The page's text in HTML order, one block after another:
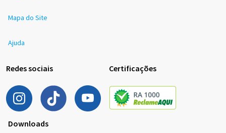
Mapa do Site
Ajuda
Redes sociais Certificações
Downloads